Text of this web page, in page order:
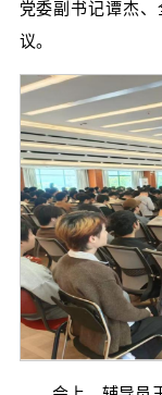
党委副书记谭杰
议。